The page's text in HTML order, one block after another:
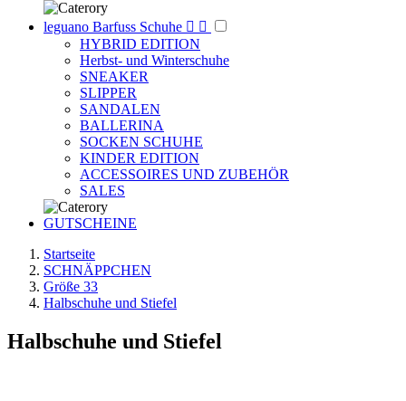
leguano Barfuss Schuhe  
HYBRID EDITION
Herbst- und Winterschuhe
SNEAKER
SLIPPER
SANDALEN
BALLERINA
SOCKEN SCHUHE
KINDER EDITION
ACCESSOIRES UND ZUBEHÖR
SALES
GUTSCHEINE
Startseite
SCHNÄPPCHEN
Größe 33
Halbschuhe und Stiefel
Halbschuhe und Stiefel